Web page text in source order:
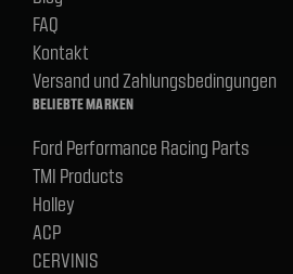
FAQ
Kontakt
Versand und Zahlungsbedingungen
BELIEBTE MARKEN
Ford Performance Racing Parts
TMI Products
Holley
ACP
CERVINIS